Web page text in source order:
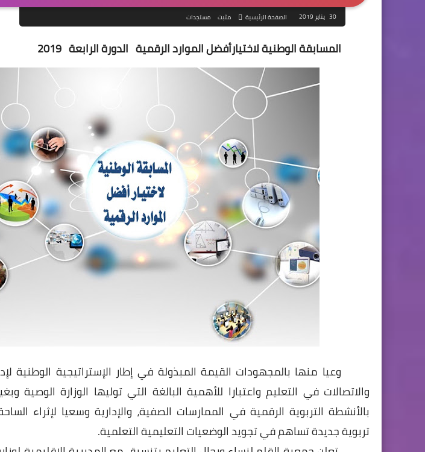
30 يناير 2019 الصفحة الرئيسية مثبت مستجدات
المسابقة الوطنية لاختيارأفضل الموارد الرقمية الدورة الرابعة2019
وعيا منها بالمجهودات القيمة المبذولة في إطار الإستراتيجية الوطنية
والاتصالات في التعليم واعتبارا للأهمية البالغة التي توليها الوزارة الوصية
بالأنشطة التربوية الرقمية في الممارسات الصفية، والإدارية وسعيا لإثراء
تربويةجديدةتساهمفيتجويدالوضعيات التعليميةالتعلمية.